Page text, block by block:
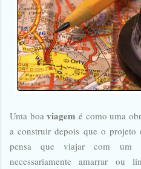
Uma boaviagem é como uma
a construir depois que o projeto
pensa que viajar com um
necessariamente amarrar